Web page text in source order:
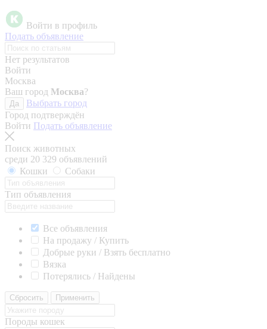
Войти в профиль
Подать объявление
Нет результатов
Войти
Москва
Ваш город Москва?
Да
Выбрать город
Город подтверждён
Войти Подать объявление
Поиск животных
среди 20 329 объявлений
Кошки
Собаки
Тип объявления
Все объявления
На продажу / Купить
Добрые руки / Взять бесплатно
Вязка
Потерялись / Найдены
Сбросить Применить
Породы кошек